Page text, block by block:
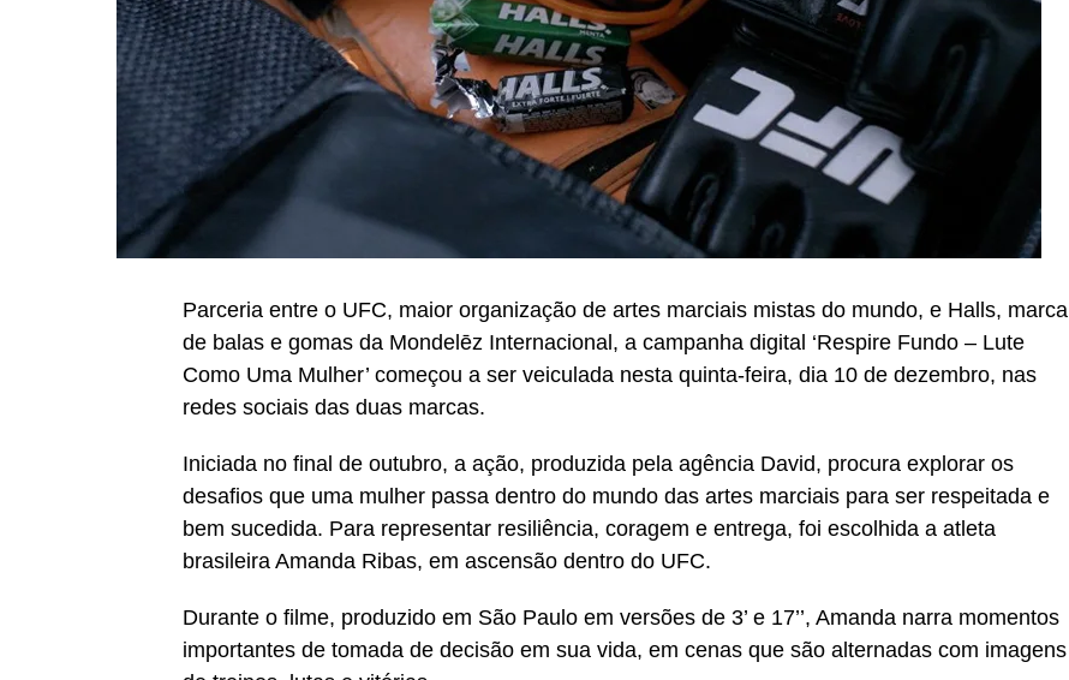
Parceria entre o UFC, maior organização de artes marciais mistas do mundo, e Halls, marca
de balas e gomas da Mondelēz Internacional, a campanha digital ‘Respire Fundo – Lute
Como Uma Mulher’ começou a ser veiculada nesta quinta-feira, dia 10 de dezembro, nas
redes sociais das duas marcas.
Iniciada no final de outubro, a ação, produzida pela agência David, procura explorar os
desafios que uma mulher passa dentro do mundo das artes marciais para ser respeitada e
bem sucedida. Para representar resiliência, coragem e entrega, foi escolhida a atleta
brasileira Amanda Ribas, em ascensão dentro do UFC.
Durante o filme, produzido em São Paulo em versões de 3’ e 17’’, Amanda narra momentos
importantes de tomada de decisão em sua vida, em cenas que são alternadas com imagens